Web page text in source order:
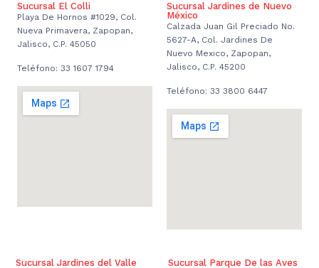
Sucursal El Colli
Playa De Hornos #1029, Col.
Nueva Primavera, Zapopan,
Jalisco, C.P. 45050
Teléfono: 33 1607 1794
Sucursal Jardines de Nuevo
México
Calzada Juan Gil Preciado No.
5627-A, Col. Jardines De
Nuevo Mexico, Zapopan,
Jalisco, C.P. 45200
Teléfono: 33 3800 6447
Sucursal Jardines del Valle Sucursal Parque De las Aves